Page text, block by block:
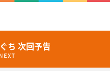
ち 次回予告